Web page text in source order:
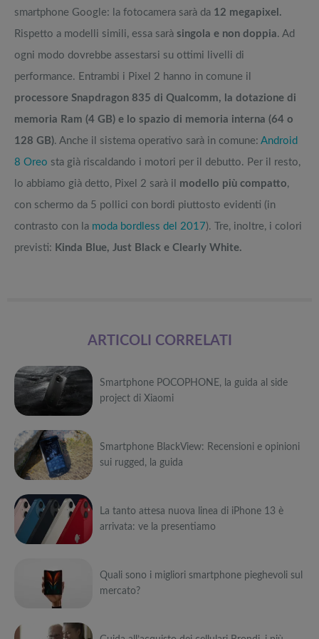
smartphone Google: la fotocamera sarà da 12 megapixel.
Rispetto a modelli simili, essa sarà singola e non doppia. Ad
ogni modo dovrebbe assestarsi su ottimi livelli di
performance. Entrambi i Pixel 2 hanno in comune il
processore Snapdragon 835 di Qualcomm, la dotazione di
memoria Ram (4 GB) e lo spazio di memoria interna (64 o
128 GB). Anche il sistema operativo sarà in comune: Android
8 Oreo sta già riscaldando i motori per il debutto. Per il resto,
lo abbiamo già detto, Pixel 2 sarà il modello più compatto,
con schermo da 5 pollici con bordi piuttosto evidenti (in
contrasto con la moda bordless del 2017). Tre, inoltre, i colori
previsti: Kinda Blue, Just Black e Clearly White.
ARTICOLI CORRELATI
interessarti anche
Attrezzi
metà prezzo
Black Friday:
Tapis roulant,
cyclette,
Migliori smart
TV in offerta
Black Friday:
Offerte robot
da non
perdere nella
Black Friday
Tavola SUP
prezzo: i
migliori Stand
Up Paddle
gonfiabili
Smartphone POCOPHONE, la guida al side
project di Xiaomi
interessarti anche
Attrezzi
Black Friday:
Tapis roulant,
cyclette,
vibranti
Migliori smart
TV in offerta
Black Friday:
PERDERE
Offerte robot
aspirapolvere
da non
Smartphone BlackView: Recensioni e opinioni
sui rugged, la guida
interessarti anche
Attrezzi
metà prezzo
La tanto attesa nuova linea di iPhone 13 è
arrivata: ve la presentiamo
Quali sono i migliori smartphone pieghevoli sul
mercato?